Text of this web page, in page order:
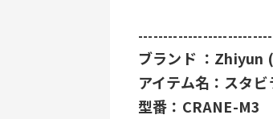
ブランド ：Zhiyun
アイテム名：スタビ
型番：CRANE-M3